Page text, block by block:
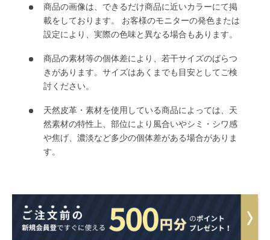
商品の画像は、できるだけ商品に近いカラーにて掲
載をしております。 お客様のモニターの発色または
設定により、実際の色味と異なる場合もあります。
商品の素材等の個体差により、若干サイズのばらつ
きがあります。サイズはあくまでも目安としてご検
討ください。
天然皮革・素材を使用している商品によっては、天
然素材の特性上、部位により風合いやシミ・シワ感
や焦げ、濃淡など多少の個体差がある場合がありま
す。